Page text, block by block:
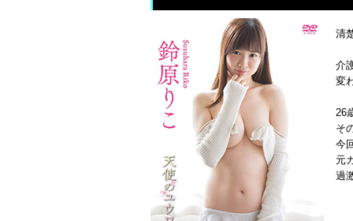
清
介
変
26
そ
今
元
過